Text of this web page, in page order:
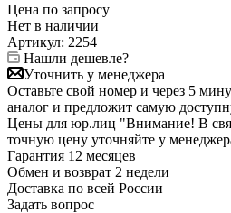
Цена по запросу
Нет в наличии
Артикул: 2254
Нашли дешевле?
Уточнить у менеджера
Оставьте свой номер и через 5
аналог и предложит самую
Цены для юр.лиц "Внимание! В
точную цену уточняйте у
Гарантия 12 месяцев
Обмен и возврат 2 недели
Доставка по всей России
Задать вопрос